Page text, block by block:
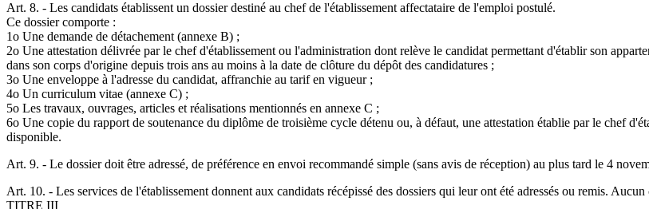
Art. 8. - Les candidats établissent un dossier destiné au chef de l'établissement affectataire de l'emploi postulé.
Ce dossier comporte :
1o Une demande de détachement (annexe B) ;
2o Une attestation délivrée par le chef d'établissement ou l'administration dont relève le candidat permettant d'établir son
dans son corps d'origine depuis trois ans au moins à la date de clôture du dépôt des candidatures ;
3o Une enveloppe à l'adresse du candidat, affranchie au tarif en vigueur ;
4o Un curriculum vitae (annexe C) ;
5o Les travaux, ouvrages, articles et réalisations mentionnés en annexe C ;
6o Une copie du rapport de soutenance du diplôme de troisième cycle détenu ou, à défaut, une attestation établie par le chef
disponible.
Art. 9. - Le dossier doit être adressé, de préférence en envoi recommandé simple (sans avis de réception) au plus tard le 4
Art. 10. - Les services de l'établissement donnent aux candidats récépissé des dossiers qui leur ont été adressés ou remis.
TITRE III